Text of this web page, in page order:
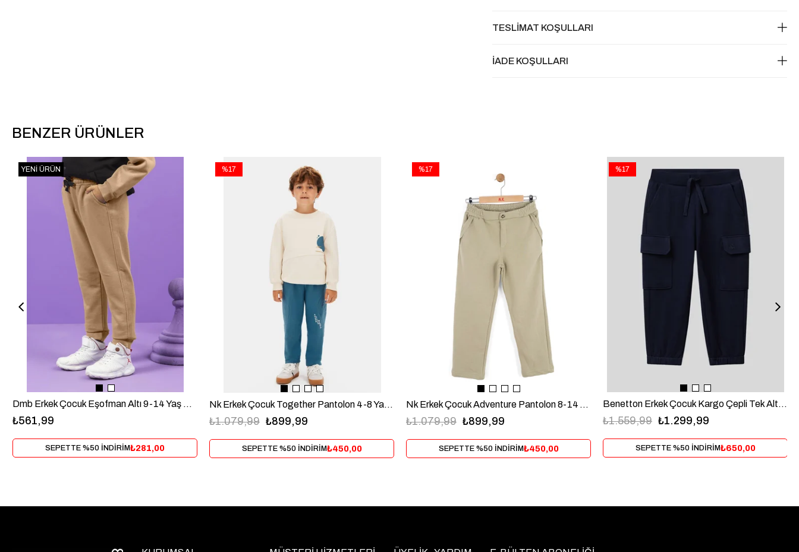
TESLİMAT KOŞULLARI
İADE KOŞULLARI
BENZER ÜRÜNLER
Dmb Erkek Çocuk Eşofman Altı 9-14 Yaş Kahve
₺561,99
SEPETTE %50 İNDİRİM₺281,00
YENI ÜRÜN
Nk Erkek Çocuk Together Pantolon 4-8 Yaş Mavi
₺899,99
₺1.079,99
SEPETTE %50 İNDİRİM₺450,00
%17
Nk Erkek Çocuk Adventure Pantolon 8-14 Yaş Yeşil
₺899,99
₺1.079,99
SEPETTE %50 İNDİRİM₺450,00
%17
Benetton Erkek Çocuk Kargo Çepli Tek Alt 1-6 Yaş Lacivert
₺1.299,99
₺1.559,99
SEPETTE %50 İNDİRİM₺650,00
%17